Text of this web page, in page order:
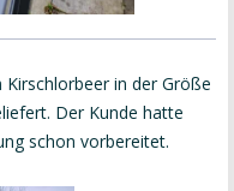
in der Größe
Der Kunde hatte
schon vorbereitet.